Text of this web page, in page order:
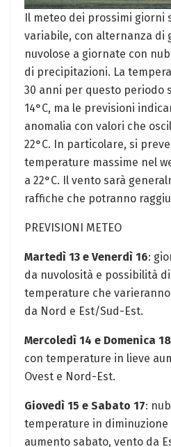
Il meteo dei prossimi giorni
variabile, con alternanza di
nuvolose a giornate con
di precipitazioni. La
30 anni per questo periodo
14°C, ma le previsioni
anomalia con valori che
22°C. In particolare, si
temperature massime nel
a 22°C. Il vento sarà
raffiche che potranno
PREVISIONI METEO
Martedì 13 e Venerdì 16:
da nuvolosità e possibilità
temperature che varieranno
da Nord e Est/Sud-Est.
Mercoledì 14 e Domenica 18
con temperature in lieve
Ovest e Nord-Est.
Giovedì 15 e Sabato 17:
temperature in
aumento sabato, vento da